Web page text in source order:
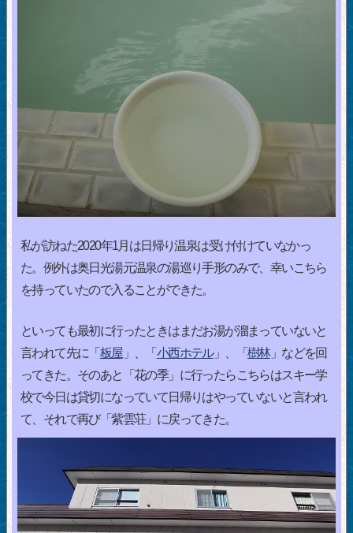
私が訪ねた2020年1月は日帰り温泉は受け付けていなかっ
た。例外は奥日光湯元温泉の湯巡り手形のみで、幸いこちら
を持っていたので入ることができた。
といっても最初に行ったときはまだお湯が溜まっていないと
言われて先に「 板屋」、「 小西ホテル」、「樹林」などを回
ってきた。そのあと「花の季」に行ったらこちらはスキー学
校で今日は貸切になっていて日帰りはやっていないと言われ
て、それで再び「紫雲荘」に戻ってきた。